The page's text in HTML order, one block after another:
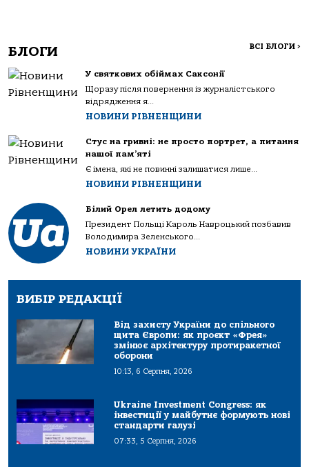
БЛОГИ ВСІ БЛОГИ >
У святкових обіймах Саксонії
Щоразу після повернення із журналістського
відрядження я...
НОВИНИ РІВНЕНЩИНИ
Стус на гривні: не просто портрет, а питання
нашої пам’яті
Є імена, які не повинні залишатися лише...
НОВИНИ РІВНЕНЩИНИ
Білий Орел летить додому
Президент Польщі Кароль Навроцький позбавив
Володимира Зеленського...
НОВИНИ УКРАЇНИ
ВИБІР РЕДАКЦІЇ
Від захисту України до спільного
щита Європи: як проєкт «Фрея»
змінює архітектуру протиракетної
оборони
10:13, 6 Серпня, 2026
Ukraine Investment Congress: як
інвестиції у майбутнє формують нові
стандарти галузі
07:33, 5 Серпня, 2026